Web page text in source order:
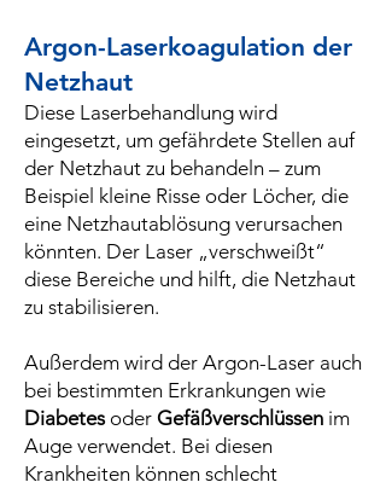
Argon-Laserkoagulation der
Netzhaut
Diese Laserbehandlung wird
eingesetzt, um gefährdete Stellen auf
der Netzhaut zu behandeln – zum
Beispiel kleine Risse oder Löcher, die
eine Netzhautablösung verursachen
könnten. Der Laser „verschweißt“
diese Bereiche und hilft, die Netzhaut
zu stabilisieren.
Außerdem wird der Argon-Laser auch
bei bestimmten Erkrankungen wie
Diabetes oder Gefäßverschlüssen im
Auge verwendet. Bei diesen
Krankheiten können schlecht